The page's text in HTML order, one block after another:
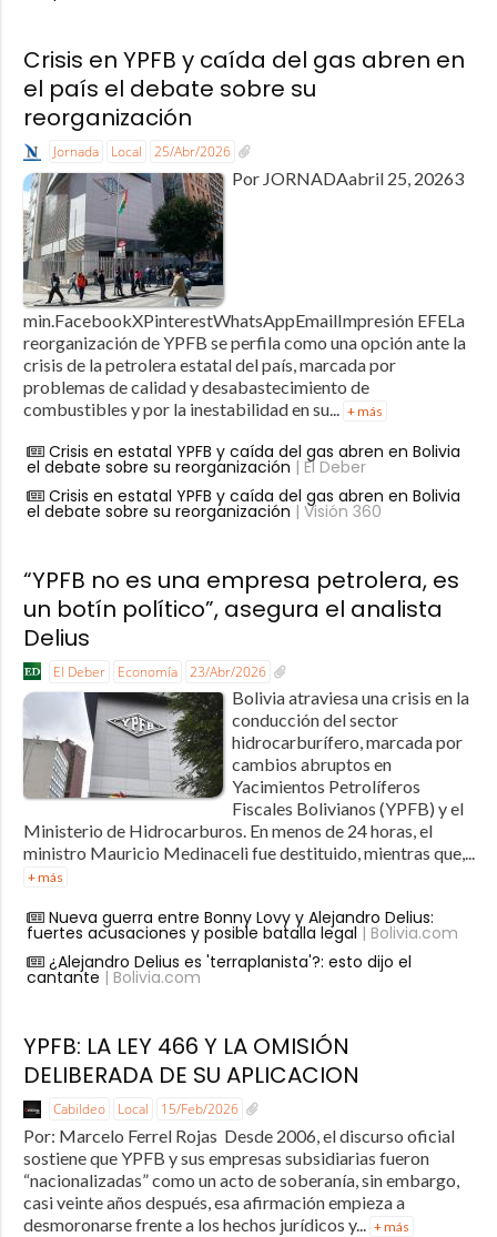
Crisis en YPFB y caída del gas abren en
el país el debate sobre su
reorganización
Jornada Local 25/Abr/2026
Por JORNADAabril 25, 20263
min.FacebookXPinterestWhatsAppEmailImpresión EFELa
reorganización de YPFB se perfila como una opción ante la
crisis de la petrolera estatal del país, marcada por
problemas de calidad y desabastecimiento de
combustibles y por la inestabilidad en su...
+ más
Crisis en estatal YPFB y caída del gas abren en Bolivia
el debate sobre su reorganización | El Deber
Crisis en estatal YPFB y caída del gas abren en Bolivia
el debate sobre su reorganización | Visión 360
“YPFB no es una empresa petrolera, es
un botín político”, asegura el analista
Delius
El Deber Economía 23/Abr/2026
Bolivia atraviesa una crisis en la
conducción del sector
hidrocarburífero, marcada por
cambios abruptos en
Yacimientos Petrolíferos
Fiscales Bolivianos (YPFB) y el
Ministerio de Hidrocarburos. En menos de 24 horas, el
ministro Mauricio Medinaceli fue destituido, mientras que,...
+ más
Nueva guerra entre Bonny Lovy y Alejandro Delius:
fuertes acusaciones y posible batalla legal | Bolivia.com
¿Alejandro Delius es 'terraplanista'?: esto dijo el
cantante | Bolivia.com
YPFB: LA LEY 466 Y LA OMISIÓN
DELIBERADA DE SU APLICACION
Cabildeo Local 15/Feb/2026
Por: Marcelo Ferrel Rojas Desde 2006, el discurso oficial
sostiene que YPFB y sus empresas subsidiarias fueron
“nacionalizadas” como un acto de soberanía, sin embargo,
casi veinte años después, esa afirmación empieza a
desmoronarse frente a los hechos jurídicos y... + más